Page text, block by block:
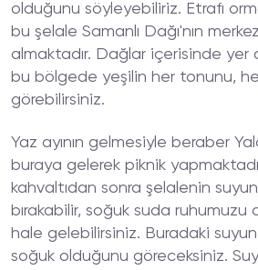
olduğunu söyleyebiliriz. Etrafı
bu şelale Samanlı Dağı'nın
almaktadır. Dağlar içerisinde yer
bu bölgede yeşilin her tonunu,
görebilirsiniz.
Yaz ayının gelmesiyle beraber
buraya gelerek piknik
kahvaltıdan sonra şelalenin
bırakabilir, soğuk suda ruhumuzu
hale gelebilirsiniz. Buradaki
soğuk olduğunu göreceksiniz.